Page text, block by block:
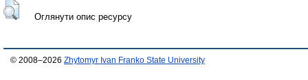
Оглянути опис ресурсу
© 2008–2026 Zhytomyr Ivan Franko State University